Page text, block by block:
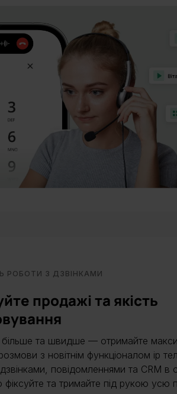
РОБОТИ З ДЗВІНКАМИ
продажі та якість
та швидше — отримайте
з новітнім функціоналом ip
повідомленнями та CRM в
фіксуйте та тримайте під рукою усю